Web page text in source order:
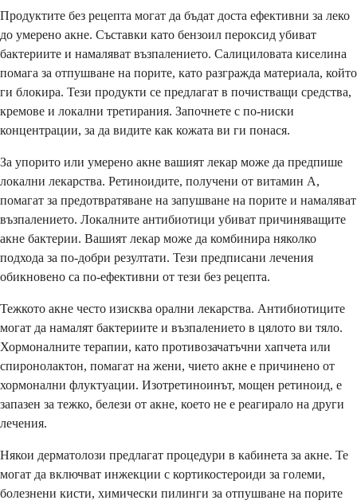
Продуктите без рецепта могат да бъдат доста ефективни за леко
до умерено акне. Съставки като бензоил пероксид убиват
бактериите и намаляват възпалението. Салициловата киселина
помага за отпушване на порите, като разгражда материала, който
ги блокира. Тези продукти се предлагат в почистващи средства,
кремове и локални третирания. Започнете с по-ниски
концентрации, за да видите как кожата ви ги понася.
За упорито или умерено акне вашият лекар може да предпише
локални лекарства. Ретиноидите, получени от витамин А,
помагат за предотвратяване на запушване на порите и намаляват
възпалението. Локалните антибиотици убиват причиняващите
акне бактерии. Вашият лекар може да комбинира няколко
подхода за по-добри резултати. Тези предписани лечения
обикновено са по-ефективни от тези без рецепта.
Тежкото акне често изисква орални лекарства. Антибиотиците
могат да намалят бактериите и възпалението в цялото ви тяло.
Хормоналните терапии, като противозачатъчни хапчета или
спиронолактон, помагат на жени, чието акне е причинено от
хормонални флуктуации. Изотретиноинът, мощен ретиноид, е
запазен за тежко, белези от акне, което не е реагирало на други
лечения.
Някои дерматолози предлагат процедури в кабинета за акне. Те
могат да включват инжекции с кортикостероиди за големи,
болезнени кисти, химически пилинги за отпушване на порите